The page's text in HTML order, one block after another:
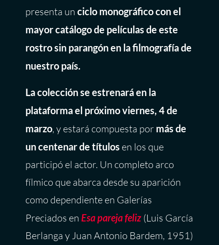
presenta unciclo monográfico con el
mayor catálogo de películas de este
rostro sin parangón en la filmografía de
nuestro país.
La colección se estrenará en la
plataforma el próximo viernes, 4 de
marzo, y estará compuesta por más de
un centenar de títulos en los que
participó el actor. Un completo arco
fílmico que abarca desde su aparición
como dependiente en Galerías
Preciados enEsa pareja feliz (Luis García
Berlanga y Juan Antonio Bardem, 1951)